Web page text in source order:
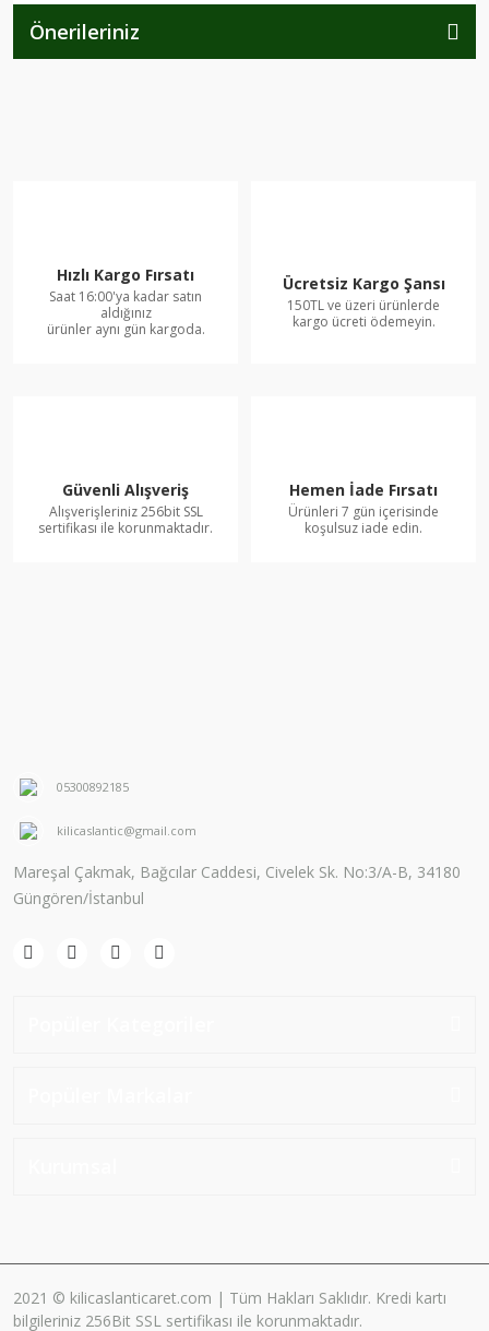
Önerileriniz
Hızlı Kargo Fırsatı
Saat 16:00'ya kadar satın
aldığınız
ürünler aynı gün kargoda.
Ücretsiz Kargo Şansı
150TL ve üzeri ürünlerde
kargo ücreti ödemeyin.
Güvenli Alışveriş
Alışverişleriniz 256bit SSL
sertifikası ile korunmaktadır.
Hemen İade Fırsatı
Ürünleri 7 gün içerisinde
koşulsuz iade edin.
05300892185
kilicaslantic@gmail.com
Mareşal Çakmak, Bağcılar Caddesi, Civelek Sk. No:3/A-B, 34180
Güngören/İstanbul
2021 © kilicaslanticaret.com | Tüm Hakları Saklıdır. Kredi kartı
bilgileriniz 256Bit SSL sertifikası ile korunmaktadır.